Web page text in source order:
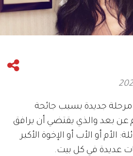
مرحلة جديدة بسبب جائحة
عن بعد والذي يقتضي أن يرافق
الأم أو الأب أو الإخوة الأكبر
عديدة في كل بيت.